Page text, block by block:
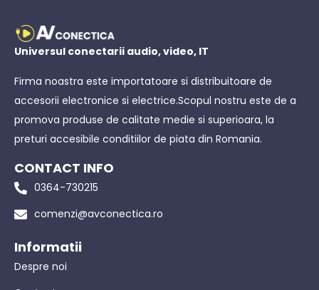
Universul conectarii audio, video, IT
Firma noastra este importatoare si distribuitoare de
accesorii electronice si electrice.Scopul nostru este de a
promova produse de calitate medie si superioara, la
preturi accesibile conditiilor de piata din Romania.
CONTACT INFO
0364-730215
comenzi@avconectica.ro
Informatii
Despre noi